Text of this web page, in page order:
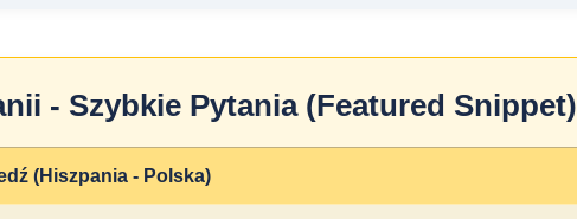
- Szybkie Pytania (Featured Snippet)
(Hiszpania - Polska)